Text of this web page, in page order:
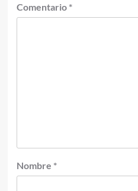
Comentario *
Nombre *